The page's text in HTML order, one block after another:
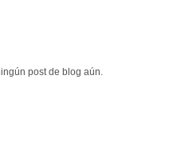
post de blog aún.